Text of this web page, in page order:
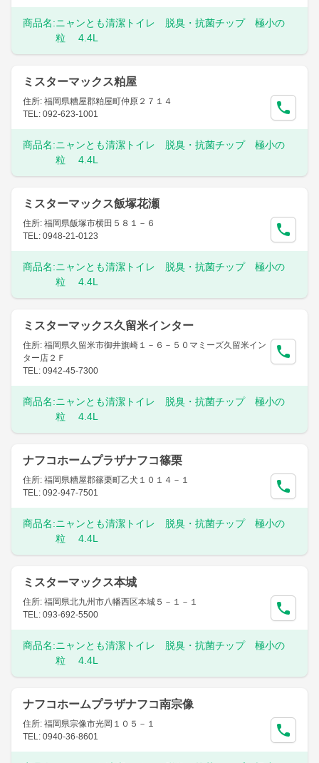
商品名:ニャンとも清潔トイレ 脱臭・抗菌チップ 極小の
粒 4.4L
ミスターマックス粕屋
住所: 福岡県糟屋郡粕屋町仲原２７１４
TEL: 092-623-1001
商品名:ニャンとも清潔トイレ 脱臭・抗菌チップ 極小の
粒 4.4L
ミスターマックス飯塚花瀬
住所: 福岡県飯塚市横田５８１－６
TEL: 0948-21-0123
商品名:ニャンとも清潔トイレ 脱臭・抗菌チップ 極小の
粒 4.4L
ミスターマックス久留米インター
住所: 福岡県久留米市御井旗崎１－６－５０マミーズ久留米イン
ター店２Ｆ
TEL: 0942-45-7300
商品名:ニャンとも清潔トイレ 脱臭・抗菌チップ 極小の
粒 4.4L
ナフコホームプラザナフコ篠栗
住所: 福岡県糟屋郡篠栗町乙犬１０１４－１
TEL: 092-947-7501
商品名:ニャンとも清潔トイレ 脱臭・抗菌チップ 極小の
粒 4.4L
ミスターマックス本城
住所: 福岡県北九州市八幡西区本城５－１－１
TEL: 093-692-5500
商品名:ニャンとも清潔トイレ 脱臭・抗菌チップ 極小の
粒 4.4L
ナフコホームプラザナフコ南宗像
住所: 福岡県宗像市光岡１０５－１
TEL: 0940-36-8601